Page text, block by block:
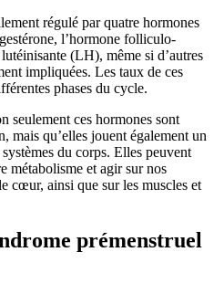
régulé par quatre hormones
l’hormone folliculo-
(LH), même si d’autres
impliquées. Les taux de ces
phases du cycle.
seulement ces hormones sont
mais qu’elles jouent également un
du corps. Elles peuvent
métabolisme et agir sur nos
cœur, ainsi que sur les muscles et
prémenstruel